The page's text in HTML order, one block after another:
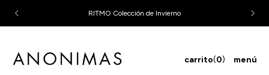
RITMO Colección de Invierno
menú
carrito(0)